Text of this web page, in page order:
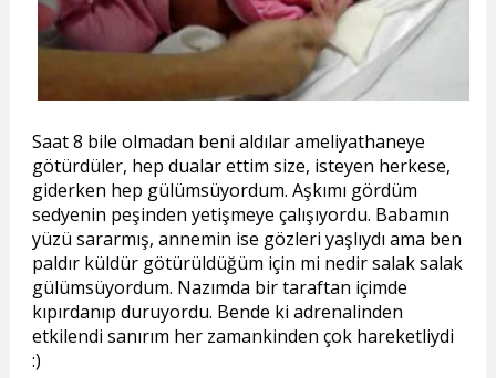
Saat 8 bile olmadan beni aldılar ameliyathaneye
götürdüler, hep dualar ettim size, isteyen herkese,
giderken hep gülümsüyordum. Aşkımı gördüm
sedyenin peşinden yetişmeye çalışıyordu. Babamın
yüzü sararmış, annemin ise gözleri yaşlıydı ama ben
paldır küldür götürüldüğüm için mi nedir salak salak
gülümsüyordum. Nazımda bir taraftan içimde
kıpırdanıp duruyordu. Bende ki adrenalinden
etkilendi sanırım her zamankinden çok hareketliydi
:)